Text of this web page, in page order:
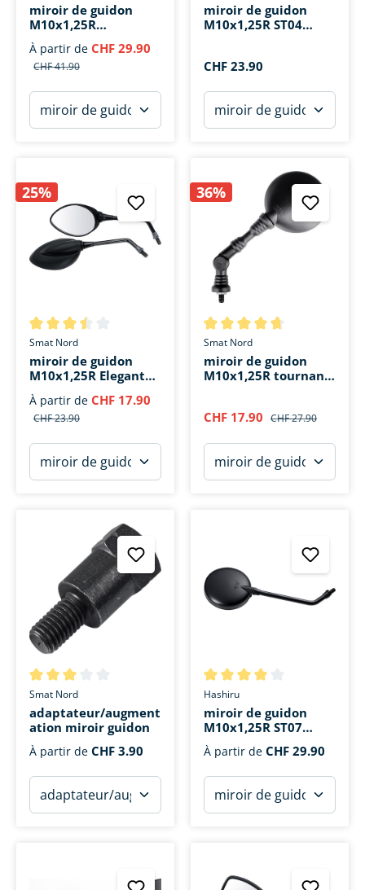
miroir de guidon
M10x1,25R
Asphérique
À partir de CHF 29.90
CHF 41.90
miroir de guidon
M10x1,25R ST04
CHF 23.90
25%
Note moyenne de 3.4 sur 5 étoiles
Smat Nord
miroir de guidon
M10x1,25R Elegant
Sport
À partir de CHF 17.90
CHF 23.90
36%
Note moyenne de 4.6 sur 5
Smat Nord
miroir de guidon
M10x1,25R tournant
CHF 17.90 CHF 27.90
Note moyenne de 3 sur 5 étoiles
Smat Nord
adaptateur/augment
ation miroir guidon
À partir de CHF 3.90
Note moyenne de 4 sur 5
Hashiru
miroir de guidon
M10x1,25R ST07
Ø112mm
À partir de CHF 29.90